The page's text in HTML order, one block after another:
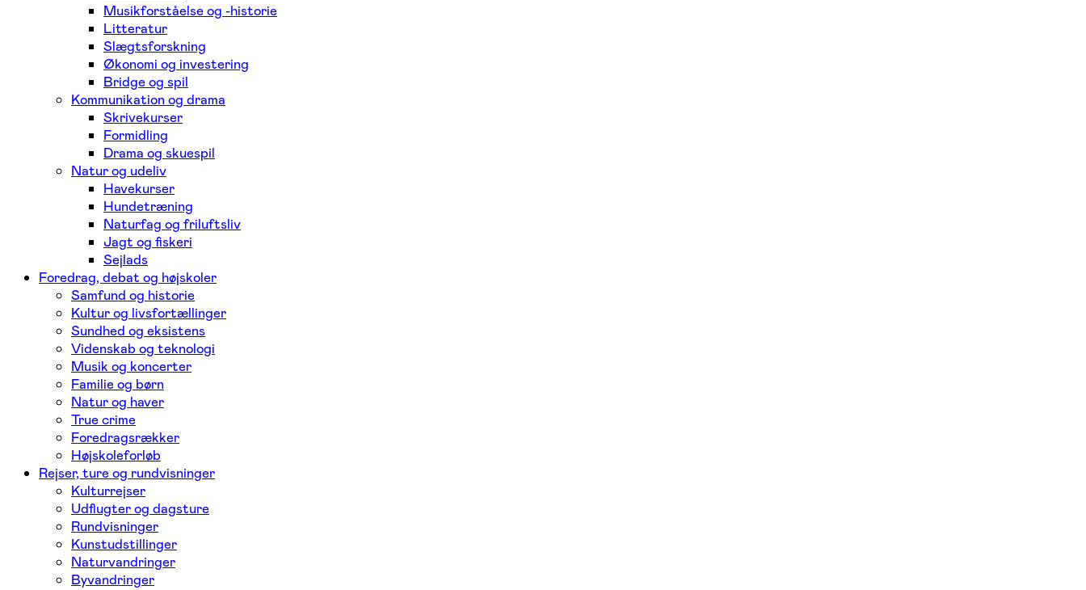
Musikforståelse og -historie
Litteratur
Slægtsforskning
Økonomi og investering
Bridge og spil
Kommunikation og drama
Skrivekurser
Formidling
Drama og skuespil
Natur og udeliv
Havekurser
Hundetræning
Naturfag og friluftsliv
Jagt og fiskeri
Sejlads
Foredrag, debat og højskoler
Samfund og historie
Kultur og livsfortællinger
Sundhed og eksistens
Videnskab og teknologi
Musik og koncerter
Familie og børn
Natur og haver
True crime
Foredragsrækker
Højskoleforløb
Rejser, ture og rundvisninger
Kulturrejser
Udflugter og dagsture
Rundvisninger
Kunstudstillinger
Naturvandringer
Byvandringer